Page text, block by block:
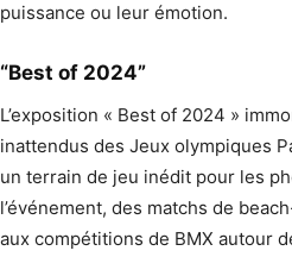
puissance ou leur émotion.
“Best of 2024”
L’exposition « Best of 2024 »
inattendus des Jeux olympiques
un terrain de jeu inédit pour les
l’événement, des matchs de
aux compétitions de BMX autour